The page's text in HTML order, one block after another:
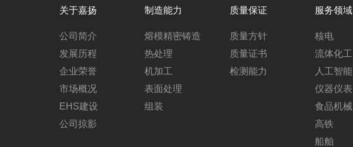
关于嘉扬
公司简介
发展历程
企业荣誉
市场概况
EHS建设
公司掠影
制造能力
熔模精密铸造
热处理
机加工
表面处理
组装
质量保证
质量方针
质量证书
检测能力
服务领域
核电
流体化工
人工智能
仪器仪表
食品机械
高铁
船舶